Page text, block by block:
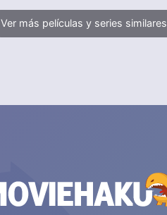
Ver más películas y series similares